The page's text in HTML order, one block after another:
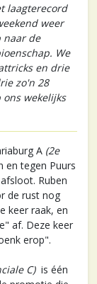
laagterecord
weer
naar de
We
en drie
zo'n 28
wekelijks
A (2e
tegen Puurs
Ruben
de rust nog
keer raak, en
af. Deze keer
erop".
C)is één